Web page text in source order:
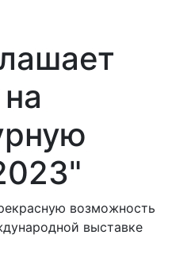
возможность
выставке